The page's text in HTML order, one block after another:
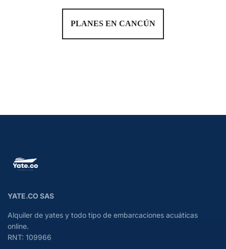
PLANES EN CANCÚN
YATE.CO SAS
Alquiler de yates y todo tipo de embarcaciones acuáticas
online.
RNT: 109966